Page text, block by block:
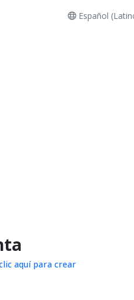
Español
aquí para crear